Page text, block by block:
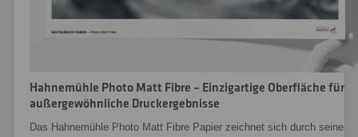
Hahnemühle Photo Matt Fibre – Einzigartige Oberfläche für
außergewöhnliche Druckergebnisse
Das Hahnemühle Photo Matt Fibre Papier zeichnet sich durch seine